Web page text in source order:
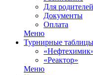
Для родителей
Документы
Оплата
Меню
Турнирные таблицы
«Реактор»
Меню